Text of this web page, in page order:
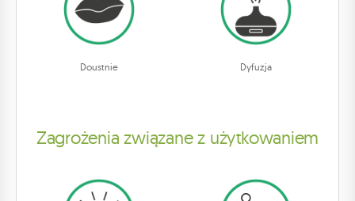
Doustnie Dyfuzja
Zagrożenia związane z użytkowaniem